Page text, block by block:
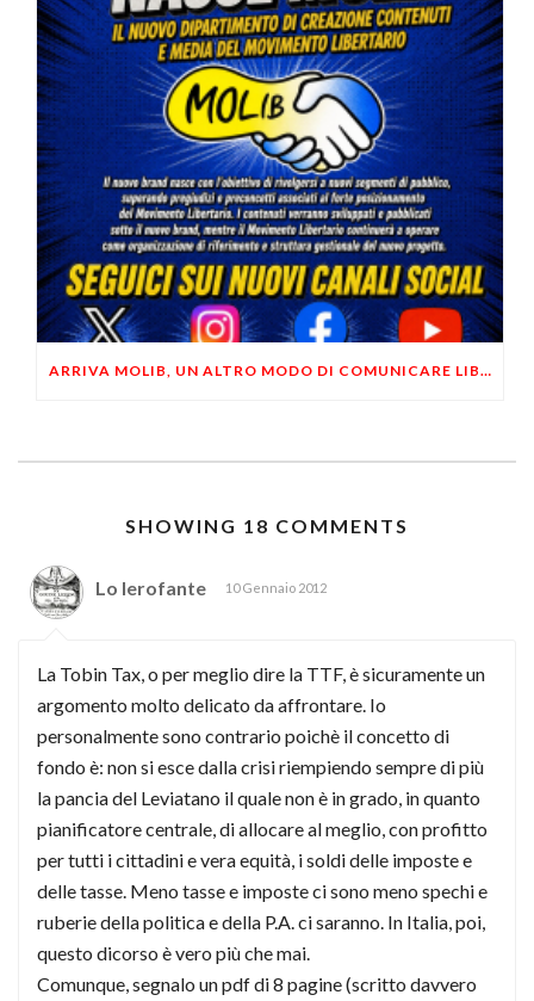
ARRIVA MOLIB, UN ALTRO MODO DI COMUNICARE LIBERTARIO
SHOWING 18 COMMENTS
Lo Ierofante 10 Gennaio 2012
La Tobin Tax, o per meglio dire la TTF, è sicuramente un
argomento molto delicato da affrontare. Io
personalmente sono contrario poichè il concetto di
fondo è: non si esce dalla crisi riempiendo sempre di più
la pancia del Leviatano il quale non è in grado, in quanto
pianificatore centrale, di allocare al meglio, con profitto
per tutti i cittadini e vera equità, i soldi delle imposte e
delle tasse. Meno tasse e imposte ci sono meno spechi e
ruberie della politica e della P.A. ci saranno. In Italia, poi,
questo dicorso è vero più che mai.
Comunque, segnalo un pdf di 8 pagine (scritto davvero